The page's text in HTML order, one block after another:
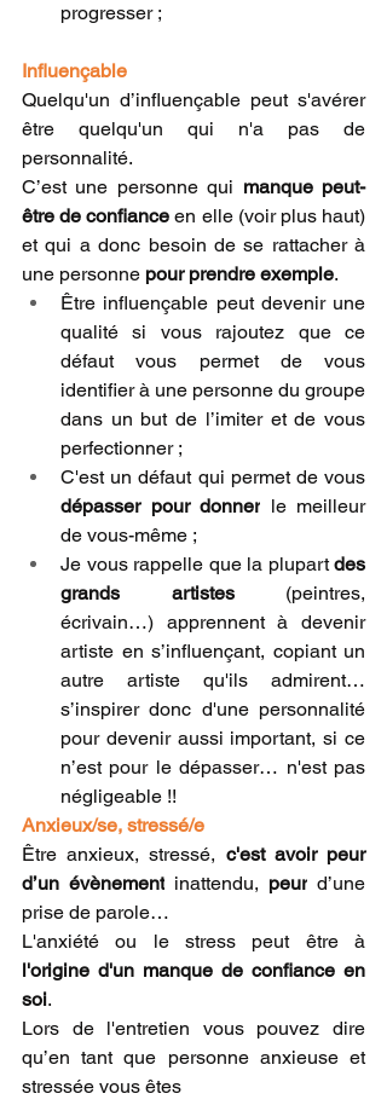
progresser ;
Influençable
Quelqu'un d’influençable peut s'avérer
être quelqu'un qui n'a pas de
personnalité.
C’est une personne qui manque peut-
être de confiance en elle (voir plus haut)
et qui a donc besoin de se rattacher à
une personne pour prendre exemple.
Être influençable peut devenir une
qualité si vous rajoutez que ce
défaut vous permet de vous
identifier à une personne du groupe
dans un but de l’imiter et de vous
perfectionner ;
dépasser pour donner le meilleur
de vous-même ;
Je vous rappelle que la plupart des
grands artistes (peintres,
écrivain…) apprennent à devenir
artiste en s’influençant, copiant un
autre artiste qu'ils admirent…
s’inspirer donc d'une personnalité
pour devenir aussi important, si ce
n’est pour le dépasser… n'est pas
négligeable !!
Anxieux/se, stressé/e
Être anxieux, stressé, c'est avoir peur
d’un évènement inattendu, peur d’une
prise de parole…
l'origine d'un manque de confiance en
soi.
Lors de l'entretien vous pouvez dire
qu’en tant que personne anxieuse et
stressée vous êtes